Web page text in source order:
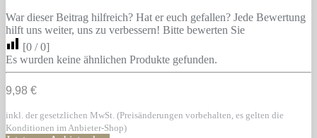
War dieser Beitrag hilfreich? Hat er euch gefallen? Jede Bewertung
hilft uns weiter, uns zu verbessern! Bitte bewerten Sie
[0 /0]
Es wurden keine ähnlichen Produkte gefunden.
9,98 €
inkl. der gesetzlichen MwSt. (Preisänderungen vorbehalten, es gelten die
Konditionen im Anbieter-Shop)